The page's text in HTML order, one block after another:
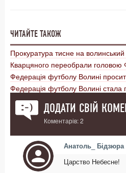
ЧИТАЙТЕ ТАКОЖ
Прокуратура тисне на
Кварцяного переобрали головою
Федерація футболу Волині
Федерація футболу Волині стала
ДОДАТИ СВІЙ
Коментарів: 2
Анатоль_ Бідзюра
Царство Небесне!